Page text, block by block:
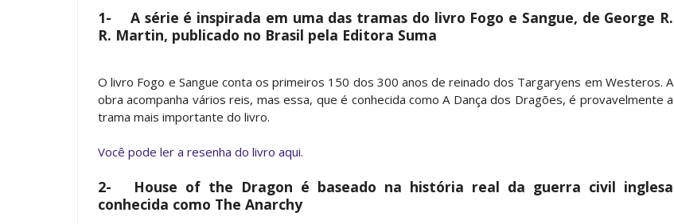
1-
A série é inspirada em uma das tramas do livro Fogo e Sangue, de George R.
R. Martin, publicado no Brasil pela Editora Suma
O livro Fogo e Sangue conta os primeiros 150 dos 300 anos de reinado dos Targaryens em Westeros. A
obra acompanha vários reis, mas essa, que é conhecida como A Dança dos Dragões, é provavelmente a
trama mais importante do livro.
Você pode ler a resenha do livro aqui.
2-
House of the Dragon é baseado na história real da guerra civil inglesa
conhecida como The Anarchy